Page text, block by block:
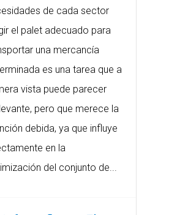
de cada sector
el palet adecuado para
una mercancía
es una tarea que a
vista puede parecer
pero que merece la
debida, ya que influye
en la
del conjunto de...